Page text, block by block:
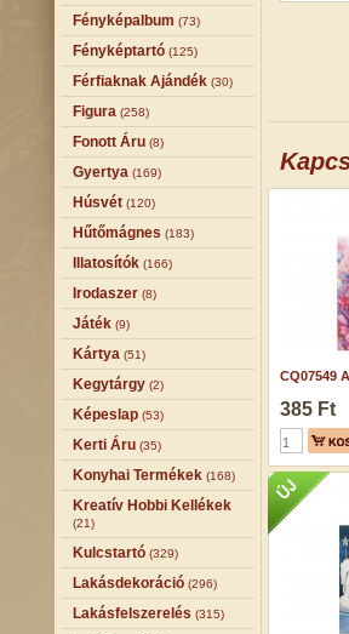
Fényképalbum (73)
Fényképtartó (125)
Férfiaknak Ajándék (30)
Figura (258)
Fonott Áru (8)
Gyertya (169)
Húsvét (120)
Hűtőmágnes (183)
Illatosítók (166)
Irodaszer (8)
Játék (9)
Kártya (51)
Kegytárgy (2)
Képeslap (53)
Kerti Áru (35)
Konyhai Termékek (168)
Kreatív Hobbi Kellékek
(21)
Kulcstartó (329)
Lakásdekoráció (296)
Lakásfelszerelés (315)
CQ07549
385 Ft